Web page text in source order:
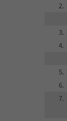
2.
3.
4.
5.
6.
7.